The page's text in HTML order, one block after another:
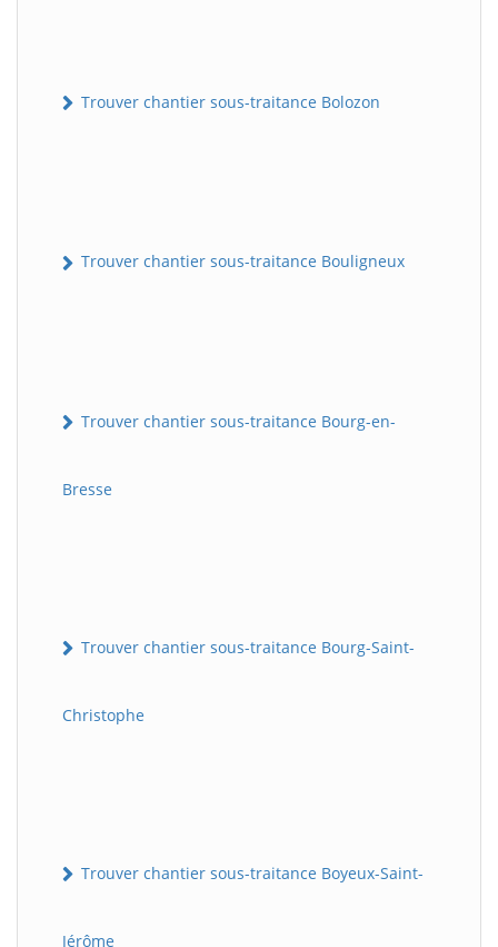
Trouver chantier sous-traitance Bolozon
Trouver chantier sous-traitance Bouligneux
Trouver chantier sous-traitance Bourg-en-
Bresse
Trouver chantier sous-traitance Bourg-Saint-
Christophe
Trouver chantier sous-traitance Boyeux-Saint-
Jérôme